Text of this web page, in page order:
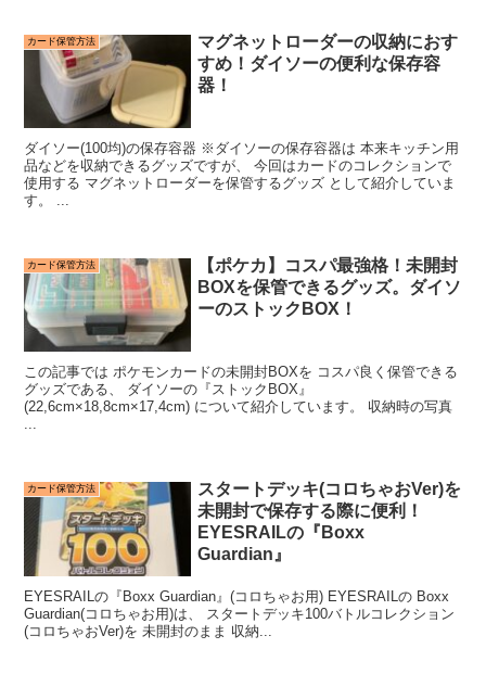
カード保管方法
マグネットローダーの収納におす
すめ！ダイソーの便利な保存容
器！
ダイソー(100均)の保存容器 ※ダイソーの保存容器は 本来キッチン用
品などを収納できるグッズですが、 今回はカードのコレクションで
使用する マグネットローダーを保管するグッズ として紹介していま
す。 ...
カード保管方法
【ポケカ】コスパ最強格！未開封
BOXを保管できるグッズ。ダイソ
ーのストックBOX！
この記事では ポケモンカードの未開封BOXを コスパ良く保管できる
グッズである、 ダイソーの『ストックBOX』
(22,6cm×18,8cm×17,4cm) について紹介しています。 収納時の写真
...
カード保管方法
スタートデッキ(コロちゃおVer)を
未開封で保存する際に便利！
EYESRAILの『Boxx
Guardian』
EYESRAILの『Boxx Guardian』(コロちゃお用) EYESRAILの Boxx
Guardian(コロちゃお用)は、 スタートデッキ100バトルコレクション
(コロちゃおVer)を 未開封のまま 収納...